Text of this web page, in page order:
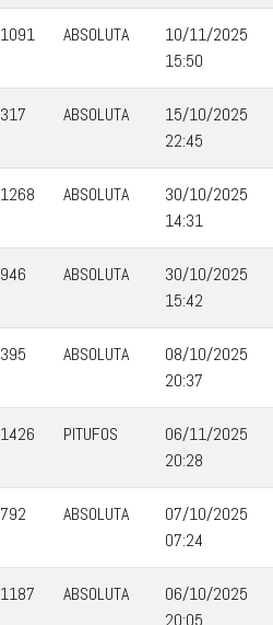
1091 ABSOLUTA
10/11/2025
15:50
317 ABSOLUTA
15/10/2025
22:45
1268 ABSOLUTA
30/10/2025
14:31
946 ABSOLUTA
30/10/2025
15:42
395 ABSOLUTA
08/10/2025
20:37
1426 PITUFOS
06/11/2025
20:28
792 ABSOLUTA
07/10/2025
07:24
1187 ABSOLUTA
06/10/2025
20:05